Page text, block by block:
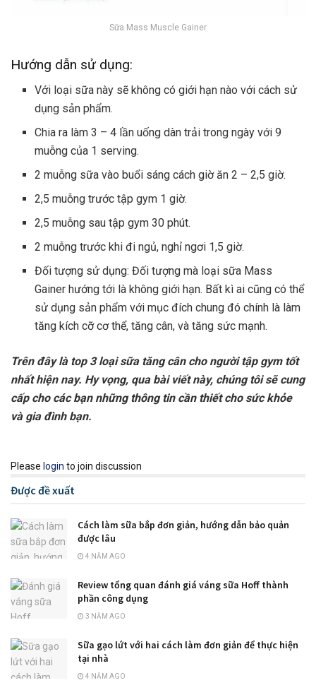
Sữa Mass Muscle Gainer
Hướng dẫn sử dụng:
Với loại sữa này sẽ không có giới hạn nào với cách sử
dụng sản phẩm.
Chia ra làm 3 – 4 lần uống dàn trải trong ngày với 9
muỗng của 1 serving.
2 muỗng sữa vào buổi sáng cách giờ ăn 2 – 2,5 giờ.
2,5 muỗng trước tập gym 1 giờ.
2,5 muỗng sau tập gym 30 phút.
2 muỗng trước khi đi ngủ, nghỉ ngơi 1,5 giờ.
Đối tượng sử dụng: Đối tượng mà loại sữa Mass
Gainer hướng tới là không giới hạn. Bất kì ai cũng có thể
sử dụng sản phẩm với mục đích chung đó chính là làm
tăng kích cỡ cơ thể, tăng cân, và tăng sức mạnh.
Trên đây là top 3 loại sữa tăng cân cho người tập gym tốt
nhất hiện nay. Hy vọng, qua bài viết này, chúng tôi sẽ cung
cấp cho các bạn những thông tin cần thiết cho sức khỏe
và gia đình bạn.
Please login to join discussion
Được đề xuất
Cách làm sữa bắp đơn giản, hướng dẫn bảo quản
được lâu
4 NĂM AGO
Review tổng quan đánh giá váng sữa Hoff thành
phần công dụng
3 NĂM AGO
Sữa gạo lứt với hai cách làm đơn giản để thực hiện
tại nhà
4 NĂM AGO